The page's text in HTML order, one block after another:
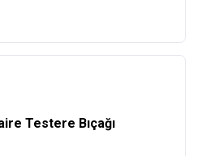
Testere Bıçağı